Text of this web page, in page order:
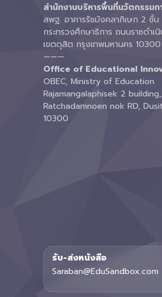
สำนักงานบริหารพื้นที่นวัตกรรมก
สพฐ. อาคารรัชมังคลาภิเษก 2 ชั้
กระทรวงศึกษาธิการ ถนนราชดำเ
เขตดุสิต กรุงเทพมหานคร 10300
———
Office of Educational
OBEC, Ministry of Education
Rajamangalaphisek 2 building,
Ratchadamnoen nok RD,
10300
รับ-ส่งหนังสือ
Saraban@EduSandbox.com